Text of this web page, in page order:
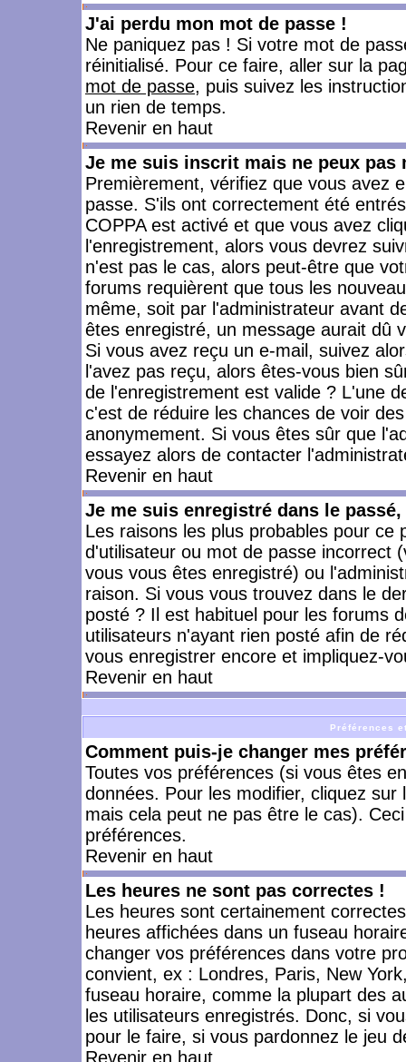
J'ai perdu mon mot de passe !
Ne paniquez pas ! Si votre mot de
réinitialisé. Pour ce faire, aller sur la
mot de passe, puis suivez les
un rien de temps.
Revenir en haut
Je me suis inscrit mais ne peux pas
Premièrement, vérifiez que vous avez
passe. S'ils ont correctement été
COPPA est activé et que vous avez
l'enregistrement, alors vous devrez
n'est pas le cas, alors peut-être que
forums requièrent que tous les
même, soit par l'administrateur avant
êtes enregistré, un message aurait dû
Si vous avez reçu un e-mail, suivez
l'avez pas reçu, alors êtes-vous bien
de l'enregistrement est valide ? L'une
c'est de réduire les chances de voir
anonymement. Si vous êtes sûr que
essayez alors de contacter
Revenir en haut
Je me suis enregistré dans le
Les raisons les plus probables pour
d'utilisateur ou mot de passe incorrect
vous vous êtes enregistré) ou
raison. Si vous vous trouvez dans le
posté ? Il est habituel pour les forums
utilisateurs n'ayant rien posté afin de
vous enregistrer encore et impliquez-
Revenir en haut
Préférences
Comment puis-je changer mes
Toutes vos préférences (si vous êtes
données. Pour les modifier, cliquez sur
mais cela peut ne pas être le cas).
préférences.
Revenir en haut
Les heures ne sont pas correctes !
Les heures sont certainement
heures affichées dans un fuseau
changer vos préférences dans votre
convient, ex : Londres, Paris, New
fuseau horaire, comme la plupart des
les utilisateurs enregistrés. Donc, si
pour le faire, si vous pardonnez le jeu
Revenir en haut